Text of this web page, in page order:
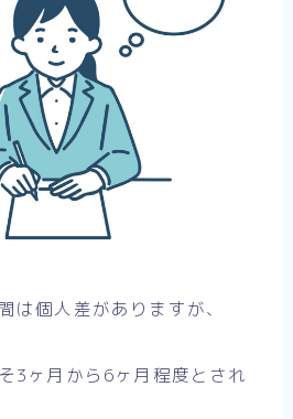
は個人差がありますが、
3ヶ月から6ヶ月程度とされ